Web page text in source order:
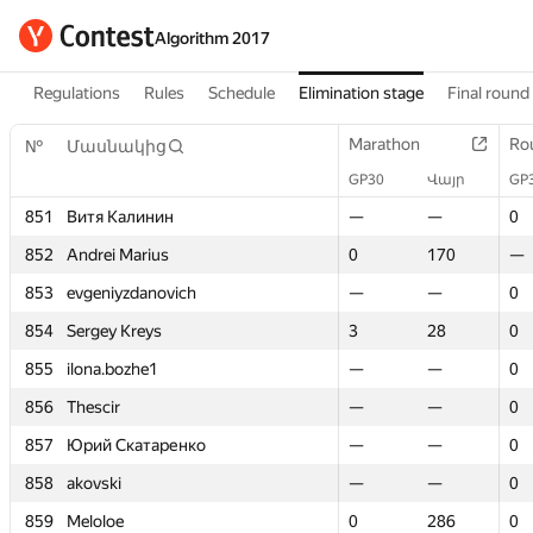
Algorithm 2017
Regulations Rules Schedule Elimination stage Final round
№ Մասնակից Marathon
GP30 Վայր
851 Витя Калинин — —
0
852
Andrei Marius 0 170
—
853
evgeniyzdanovich — —
0
854
Sergey Kreys 3 28
0
855
ilona.bozhe1 — —
0
856
Thescir — —
0
857
Юрий Скатаренко — —
0
858
akovski — —
0
859
Meloloe 0 286
0
№ Մասնակից Marathon
GP30 Վայր
851 Витя Калинин — —
0
852
Andrei Marius 0 170
—
853
evgeniyzdanovich — —
0
854
Sergey Kreys 3 28
0
855
ilona.bozhe1 — —
0
856
Thescir — —
0
857
Юрий Скатаренко — —
0
858
akovski — —
0
859
Meloloe 0 286
0